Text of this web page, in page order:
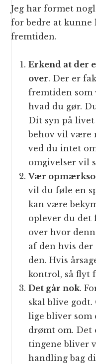
Jeg har formet
for bedre at kunne
fremtiden.
Erkend at der
over. Der er
fremtiden som
hvad du gør.
Dit syn på
behov vil være
ved du intet
omgivelser vil
Vær
vil du føle en
kan være
oplever du det
over hvor
af den hvis der
den. Hvis
kontrol, så flyt
Det går nok.
skal blive godt.
lige bliver som
drømt om. Det
tingene bliver
handling bag